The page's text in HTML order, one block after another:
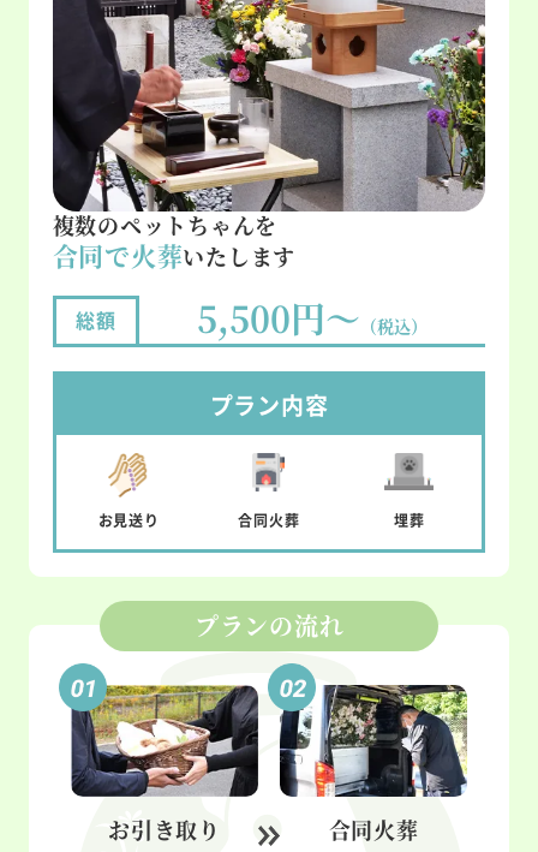
複数のペットちゃんを
合同で火葬いたします
総額 5,500円～ （税込）
プラン内容
お見送り 合同火葬 埋葬
プランの流れ
お引き取り 合同火葬